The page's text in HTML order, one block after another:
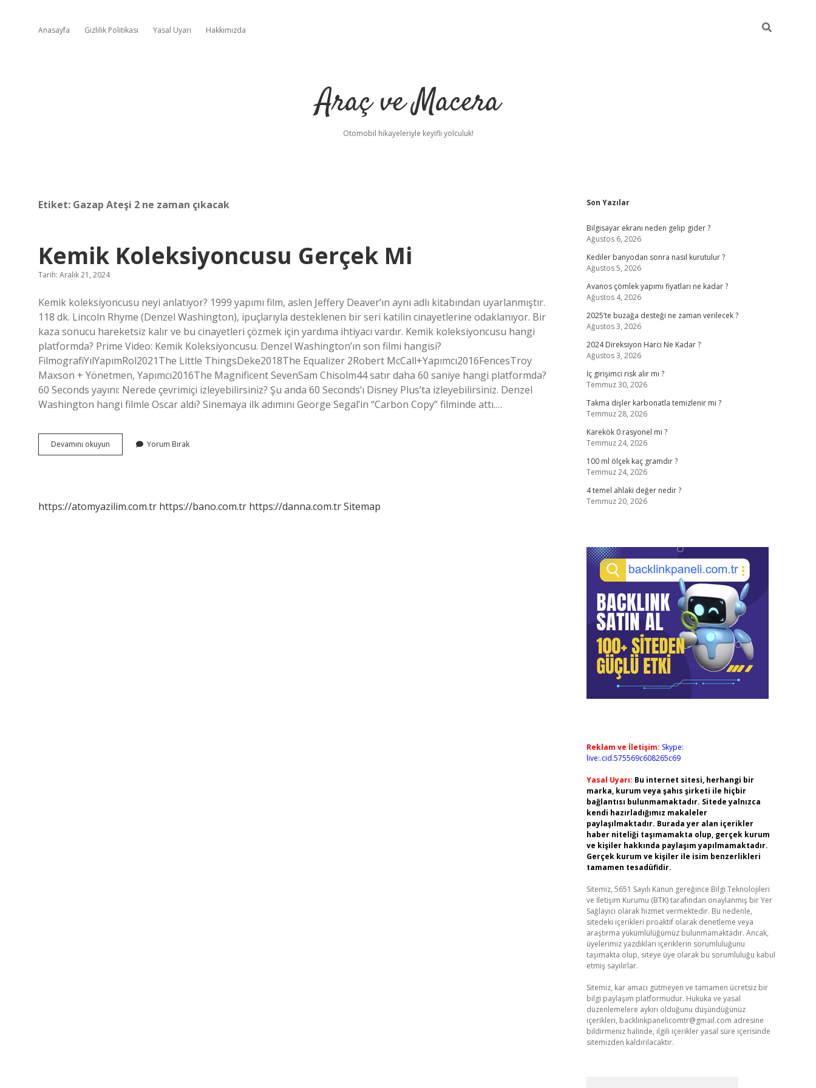
Anasayfa Gizlilik Politikası Yasal Uyarı Hakkımızda
Araç ve Macera
Otomobil hikayeleriyle keyifli yolculuk!
Etiket: Gazap Ateşi 2 ne zaman çıkacak
Kemik Koleksiyoncusu Gerçek Mi
Tarih: Aralık 21, 2024
Kemik koleksiyoncusu neyi anlatıyor? 1999 yapımı film, aslen Jeffery Deaver’ın aynı adlı kitabından uyarlanmıştır.
118 dk. Lincoln Rhyme (Denzel Washington), ipuçlarıyla desteklenen bir seri katilin cinayetlerine odaklanıyor. Bir
kaza sonucu hareketsiz kalır ve bu cinayetleri çözmek için yardıma ihtiyacı vardır. Kemik koleksiyoncusu hangi
platformda? Prime Video: Kemik Koleksiyoncusu. Denzel Washington’ın son filmi hangisi?
FilmografiYılYapımRol2021The Little ThingsDeke2018The Equalizer 2Robert McCall+Yapımcı2016FencesTroy
Maxson + Yönetmen, Yapımcı2016The Magnificent SevenSam Chisolm44 satır daha 60 saniye hangi platformda?
60 Seconds yayını: Nerede çevrimiçi izleyebilirsiniz? Şu anda 60 Seconds’ı Disney Plus’ta izleyebilirsiniz. Denzel
Washington hangi filmle Oscar aldı? Sinemaya ilk adımını George Segal’in “Carbon Copy” filminde attı.…
Devamını okuyun
Koleksiyoncusu
Yorum Bırak
https://atomyazilim.com.tr https://bano.com.tr https://danna.com.trSitemap
Sidebar
Son Yazılar
Bilgisayar ekranı neden gelip gider ?
Ağustos 6, 2026
Kediler banyodan sonra nasıl kurutulur ?
Ağustos 5, 2026
Avanos çömlek yapımı fiyatları ne kadar ?
Ağustos 4, 2026
2025’te buzağa desteği ne zaman verilecek ?
Ağustos 3, 2026
2024 Direksiyon Harcı Ne Kadar ?
Ağustos 3, 2026
İç girişimci risk alır mı ?
Temmuz 30, 2026
Takma dişler karbonatla temizlenir mi ?
Temmuz 28, 2026
Karekök 0 rasyonel mi ?
Temmuz 24, 2026
100 ml ölçek kaç gramdır ?
Temmuz 24, 2026
4 temel ahlaki değer nedir ?
Temmuz 20, 2026
Reklam ve İletişim: Skype:
live:.cid.575569c608265c69
Yasal Uyarı: Bu internet sitesi, herhangi bir
marka, kurum veya şahıs şirketi ile hiçbir
bağlantısı bulunmamaktadır. Sitede yalnızca
kendi hazırladığımız makaleler
paylaşılmaktadır. Burada yer alan içerikler
haber niteliği taşımamakta olup, gerçek kurum
ve kişiler hakkında paylaşım yapılmamaktadır.
Gerçek kurum ve kişiler ile isim benzerlikleri
tamamen tesadüfidir.
Sitemiz, 5651 Sayılı Kanun gereğince Bilgi Teknolojileri
ve İletişim Kurumu (BTK) tarafından onaylanmış bir Yer
Sağlayıcı olarak hizmet vermektedir. Bu nedenle,
sitedeki içerikleri proaktif olarak denetleme veya
araştırma yükümlülüğümüz bulunmamaktadır. Ancak,
üyelerimiz yazdıkları içeriklerin sorumluluğunu
taşımakta olup, siteye üye olarak bu sorumluluğu kabul
etmiş sayılırlar.
Sitemiz, kar amacı gütmeyen ve tamamen ücretsiz bir
bilgi paylaşım platformudur. Hukuka ve yasal
düzenlemelere aykırı olduğunu düşündüğünüz
içerikleri, backlinkpanelicomtr@gmail.com adresine
bildirmeniz halinde, ilgili içerikler yasal süre içerisinde
sitemizden kaldırılacaktır.